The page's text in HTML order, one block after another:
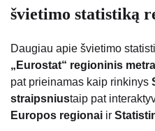
švietimo statistiką
Daugiau apie švietimo
„Eurostat“ regioninis
pat prieinamas kaip rinkinys
straipsniustaip pat
Europos regionai ir